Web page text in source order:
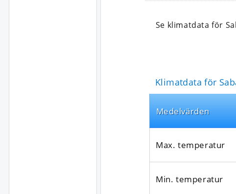
Se klimatdata för
Klimatdata för
Medel­värden
Max. temperatur
Min. temperatur